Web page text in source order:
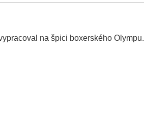
na špici boxerského Olympu.